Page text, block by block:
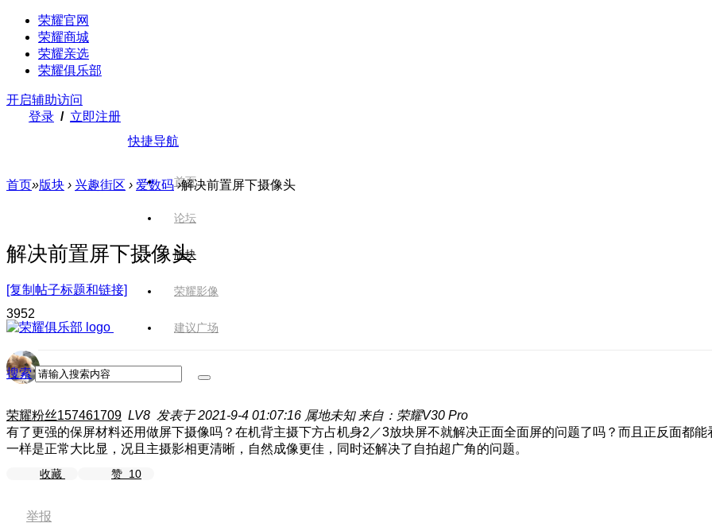
荣耀官网
荣耀商城
荣耀亲选
荣耀俱乐部
开启辅助访问
登录 / 立即注册
快捷导航
首页
论坛
版块
荣耀影像
建议广场
搜索
首页»版块 › 兴趣街区 › 爱数码 ›解决前置屏下摄像头
解决前置屏下摄像头
[复制帖子标题和链接]
3952
荣耀粉丝157461709 LV8 发表于 2021-9-4 01:07:16 属地未知 来自：荣耀V30 Pro
有了更强的保屏材料还用做屏下摄像吗？在机背主摄下方占机身2／3放块屏不就解决正面全面屏的问题了吗？而且正反面都
一样是正常大比显，况且主摄影相更清晰，自然成像更佳，同时还解决了自拍超广角的问题。
收藏 赞 10
举报